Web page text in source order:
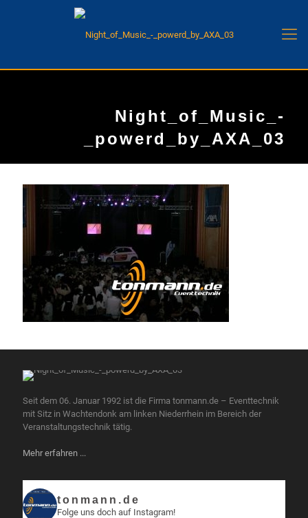
Night_of_Music_-
_powerd_by_AXA_03
Seit dem 06. Januar 1992 ist die Firma tonmann.de – Eventtechnik
mit Sitz in Wachtendonk am linken Niederrhein im Bereich der
Veranstaltungstechnik tätig.
Mehr erfahren ...
tonmann.de
Folge uns doch auf Instagram!